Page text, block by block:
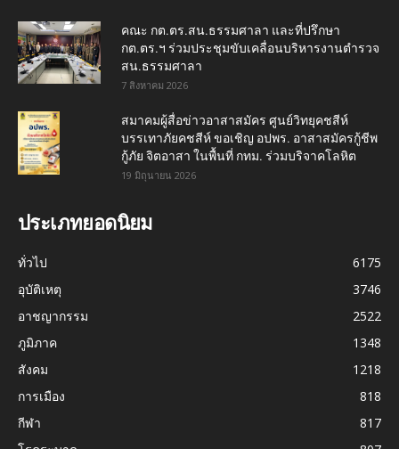
คณะ กต.ตร.สน.ธรรมศาลา และที่ปรึกษา
กต.ตร.ฯ ร่วมประชุมขับเคลื่อนบริหารงานตำรวจ
สน.ธรรมศาลา
7 สิงหาคม 2026
สมาคมผู้สื่อข่าวอาสาสมัคร ศูนย์วิทยุคชสีห์
บรรเทาภัยคชสีห์ ขอเชิญ อปพร. อาสาสมัครกู้ชีพ
กู้ภัย จิตอาสา ในพื้นที่ กทม. ร่วมบริจาคโลหิต
19 มิถุนายน 2026
ประเภทยอดนิยม
ทั่วไป
6175
อุบัติเหตุ
3746
อาชญากรรม
2522
ภูมิภาค
1348
สังคม
1218
การเมือง
818
กีฬา
817